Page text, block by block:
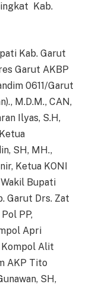
Kab.
Kab. Garut
Garut AKBP
0611/Garut
M.D.M., CAN,
Ilyas, S.H,
SH, MH.,
Ketua KONI
Bupati
Garut Drs. Zat
PP,
Apri
Kompol Alit
AKP Tito
SH,